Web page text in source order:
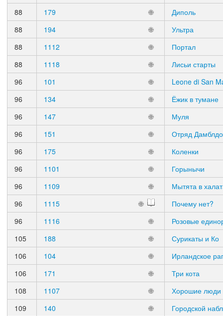
88
179 🌐
Диполь
88
194 🌐
Ультра
88
1112 🌐
Портал
88
1118 🌐
Лисьи старты
96
101 🌐
Leone di San
96
134 🌐
Ёжик в тумане
96
147 🌐
Муля
96
151 🌐
Отряд
96
175 🌐
Коленки
96
1101 🌐
Горынычи
96
1109 🌐
Мытята в
96
1115 🌐
Почему нет?
96
1116 🌐
Розовые
105
188 🌐
Сурикаты и Ко
106
104 🌐
Ирландское
106
171 🌐
Три кота
108
1107 🌐
Хорошие люди
109
140 🌐
Городской